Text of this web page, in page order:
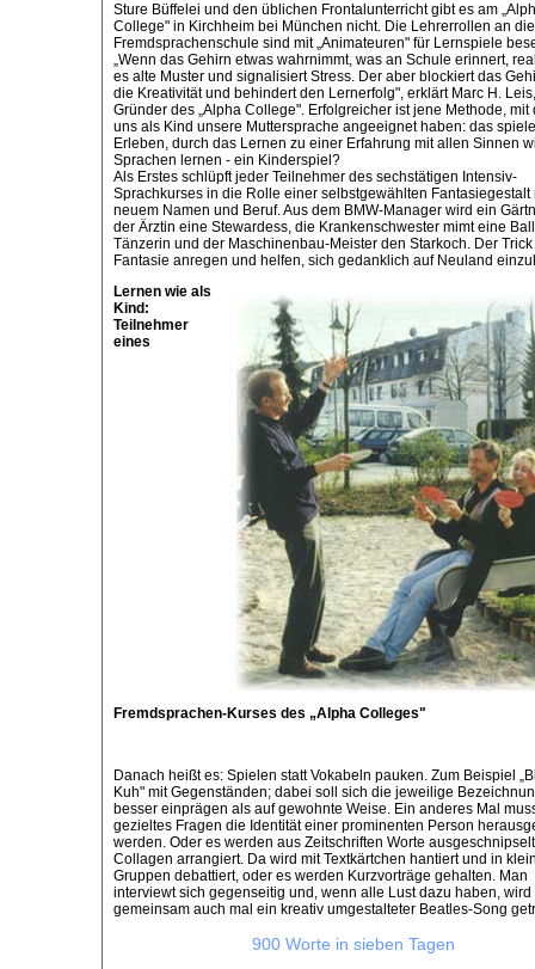
Sture Büffelei und den üblichen Frontalunterricht gibt es am
College" in Kirchheim bei München nicht. Die Lehrerrollen an
Fremdsprachenschule sind mit „Animateuren" für Lernspiele
„Wenn das Gehirn etwas wahrnimmt, was an Schule erinnert,
es alte Muster und signalisiert Stress. Der aber blockiert das
die Kreativität und behindert den Lernerfolg", erklärt Marc H. Leis,
Gründer des „Alpha College". Erfolgreicher ist jene Methode, mit
uns als Kind unsere Muttersprache angeeignet haben: das
Erleben, durch das Lernen zu einer Erfahrung mit allen Sinnen
Sprachen lernen - ein Kinderspiel?
Als Erstes schlüpft jeder Teilnehmer des sechstätigen Intensiv-
Sprachkurses in die Rolle einer selbstgewählten Fantasiegestalt
neuem Namen und Beruf. Aus dem BMW-Manager wird ein
der Ärztin eine Stewardess, die Krankenschwester mimt eine
Tänzerin und der Maschinenbau-Meister den Starkoch. Der
Fantasie anregen und helfen, sich gedanklich auf Neuland
Lernen wie als
Kind:
Teilnehmer
eines
Fremdsprachen-Kurses des „Alpha Colleges"
Danach heißt es: Spielen statt Vokabeln pauken. Zum Beispiel
Kuh" mit Gegenständen; dabei soll sich die jeweilige
besser einprägen als auf gewohnte Weise. Ein anderes Mal
gezieltes Fragen die Identität einer prominenten Person
werden. Oder es werden aus Zeitschriften Worte
Collagen arrangiert. Da wird mit Textkärtchen hantiert und in
Gruppen debattiert, oder es werden Kurzvorträge gehalten. Man
interviewt sich gegenseitig und, wenn alle Lust dazu haben, wird
gemeinsam auch mal ein kreativ umgestalteter Beatles-Song
900 Worte in sieben Tagen